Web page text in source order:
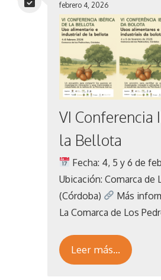
febrero 4, 2026
VI Conferencia
la Bellota
Fecha: 4, 5 y 6 de
Ubicación: Comarca de
(Córdoba)
Más
La Comarca de Los
Leer más…